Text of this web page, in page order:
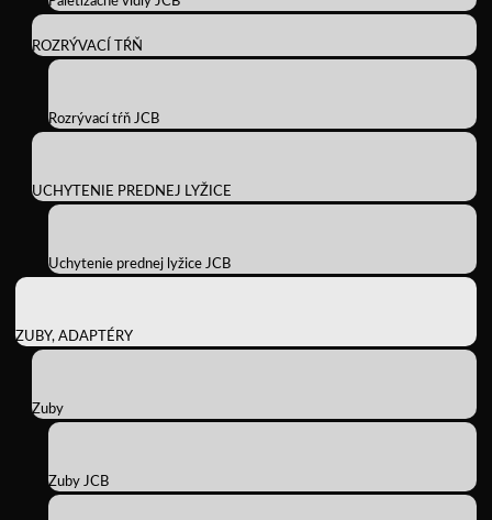
ROZRÝVACÍ TŔŇ
Rozrývací tŕň JCB
UCHYTENIE PREDNEJ LYŽICE
Uchytenie prednej lyžice JCB
ZUBY, ADAPTÉRY
Zuby
Zuby JCB